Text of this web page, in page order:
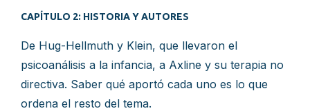
CAPÍTULO 2: HISTORIA Y AUTORES
De Hug-Hellmuth y Klein, que llevaron el
psicoanálisis a la infancia, a Axline y su terapia no
directiva. Saber qué aportó cada uno es lo que
ordena el resto del tema.